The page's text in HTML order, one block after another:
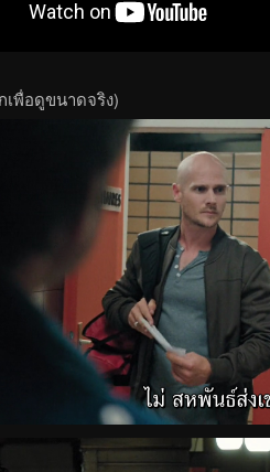
เพื่อดูขนาดจริง)